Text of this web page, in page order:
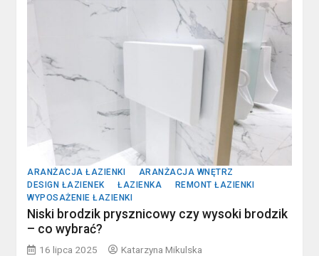
ARANŻACJA ŁAZIENKI
ARANŻACJA WNĘTRZ
DESIGN ŁAZIENEK
ŁAZIENKA
REMONT ŁAZIENKI
WYPOSAŻENIE ŁAZIENKI
Niski brodzik prysznicowy czy wysoki brodzik
– co wybrać?
16 lipca 2025 Katarzyna Mikulska